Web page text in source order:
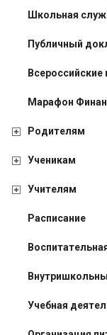
Школьная
Публичный
Марафон
Родителям
Ученикам
Учителям
Расписание
Учебная